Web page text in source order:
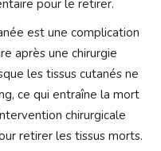
pour le retirer.
est une complication
après une chirurgie
les tissus cutanés ne
ce qui entraîne la mort
chirurgicale
retirer les tissus morts.